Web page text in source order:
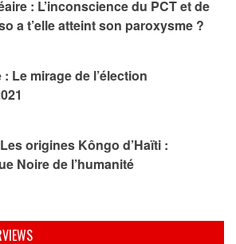
: L’inconscience du PCT et de
a t’elle atteint son paroxysme ?
Le mirage de l’élection
origines Kôngo d’Haïti :
Noire de l’humanité